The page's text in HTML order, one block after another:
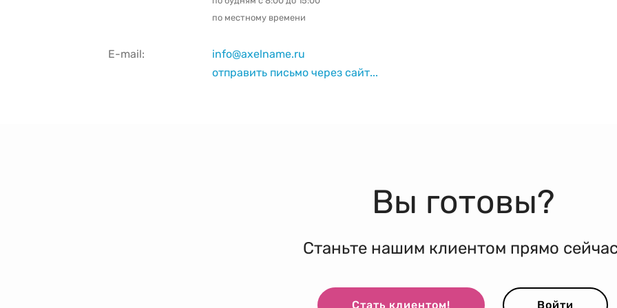
по местному времени
E-mail:
info@axelname.ru
отправить письмо через сайт...
Вы готовы?
Станьте нашим клиентом прямо
Стать клиентом! Войти